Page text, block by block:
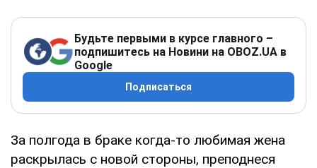
Будьте первыми в курсе главного –
подпишитесь на Новини на OBOZ.UA в
Google
Подписаться
За полгода в браке когда-то любимая жена
раскрылась с новой стороны, преподнеся